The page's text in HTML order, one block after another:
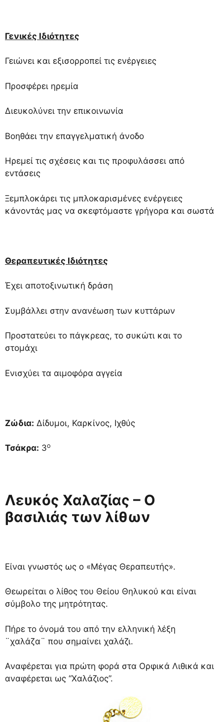
Γενικές Ιδιότητες
Γειώνει και εξισορροπεί τις ενέργειες
Προσφέρει ηρεμία
Διευκολύνει την επικοινωνία
Βοηθάει την επαγγελματική άνοδο
Ηρεμεί τις σχέσεις και τις προφυλάσσει από
εντάσεις
Ξεμπλοκάρει τις μπλοκαρισμένες ενέργειες
κάνοντάς μας να σκεφτόμαστε γρήγορα και σωστά
Θεραπευτικές Ιδιότητες
Έχει αποτοξινωτική δράση
Συμβάλλει στην ανανέωση των κυττάρων
Προστατεύει το πάγκρεας, το συκώτι και το
στομάχι
Ενισχύει τα αιμοφόρα αγγεία
Ζώδια: Δίδυμοι, Καρκίνος, Ιχθύς
Τσάκρα: 3ο
Λευκός Χαλαζίας – Ο
βασιλιάς των λίθων
Είναι γνωστός ως ο «Μέγας Θεραπευτής».
Θεωρείται ο λίθος του Θείου Θηλυκού και είναι
σύμβολο της μητρότητας.
Πήρε το όνομά του από την ελληνική λέξη
¨χαλάζα¨ που σημαίνει χαλάζι.
Αναφέρεται για πρώτη φορά στα Ορφικά Λιθικά και
αναφέρεται ως “Χαλάζιος”.